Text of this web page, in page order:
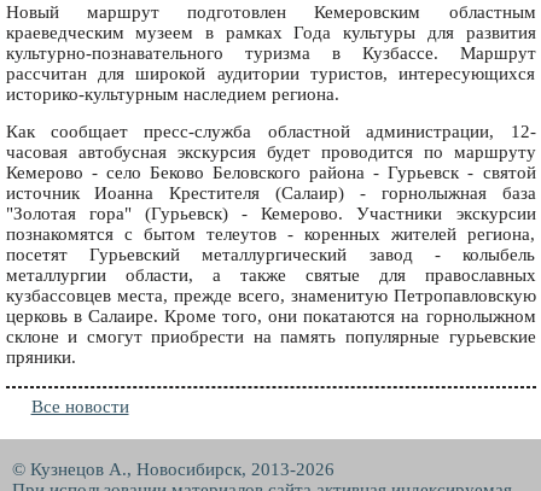
Новый маршрут подготовлен Кемеровским областным
краеведческим музеем в рамках Года культуры для развития
культурно-познавательного туризма в Кузбассе. Маршрут
рассчитан для широкой аудитории туристов, интересующихся
историко-культурным наследием региона.
Как сообщает пресс-служба областной администрации, 12-
часовая автобусная экскурсия будет проводится по маршруту
Кемерово - село Беково Беловского района - Гурьевск - святой
источник Иоанна Крестителя (Салаир) - горнолыжная база
"Золотая гора" (Гурьевск) - Кемерово. Участники экскурсии
познакомятся с бытом телеутов - коренных жителей региона,
посетят Гурьевский металлургический завод - колыбель
металлургии области, а также святые для православных
кузбассовцев места, прежде всего, знаменитую Петропавловскую
церковь в Салаире. Кроме того, они покатаются на горнолыжном
склоне и смогут приобрести на память популярные гурьевские
пряники.
Все новости
© Кузнецов А., Новосибирск, 2013-2026